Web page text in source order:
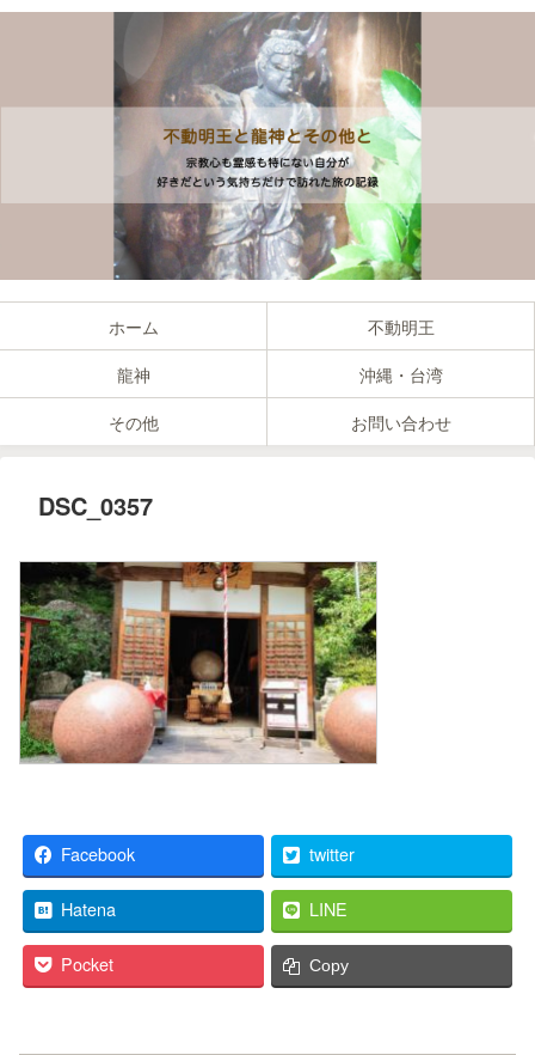
ホーム
不動明王
龍神
沖縄・台湾
その他
お問い合わせ
DSC_0357
Facebook twitter
Hatena LINE
Pocket Copy